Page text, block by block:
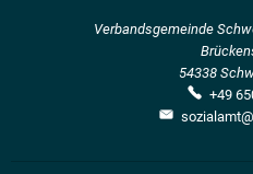
Verbandsgemeinde
54338
+49